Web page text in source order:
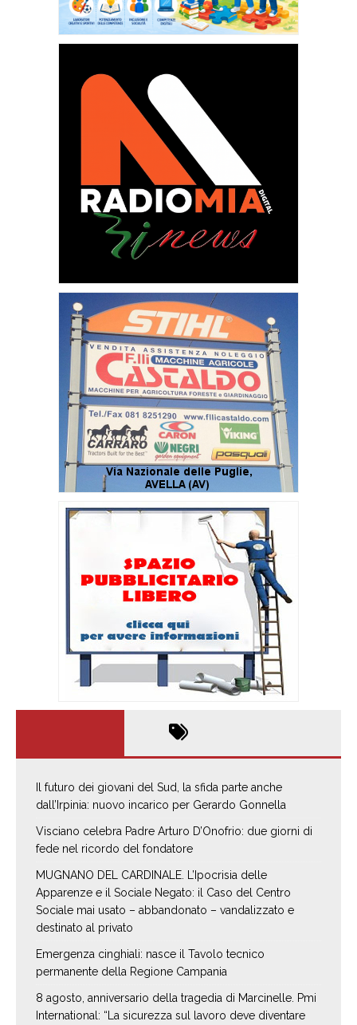
Il futuro dei giovani del Sud, la sfida parte anche
dall’Irpinia: nuovo incarico per Gerardo Gonnella
Visciano celebra Padre Arturo D’Onofrio: due giorni di
fede nel ricordo del fondatore
MUGNANO DEL CARDINALE. L’Ipocrisia delle
Apparenze e il Sociale Negato: il Caso del Centro
Sociale mai usato – abbandonato – vandalizzato e
destinato al privato
Emergenza cinghiali: nasce il Tavolo tecnico
permanente della Regione Campania
8 agosto, anniversario della tragedia di Marcinelle. Pmi
International: “La sicurezza sul lavoro deve diventare